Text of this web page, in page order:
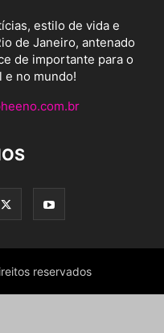
estilo de vida e
de Janeiro, antenado
de importante para o
e no mundo!
reservados